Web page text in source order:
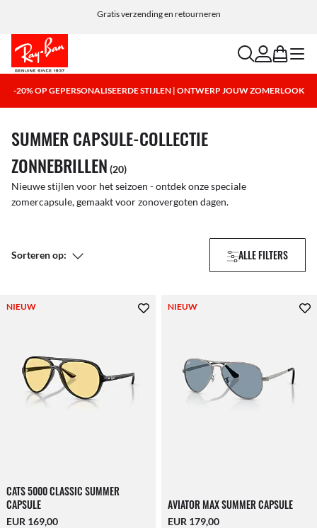
Gratis verzending en retourneren
Kies Klarna en PayPal voor eenvoudige en flexibele betaalopties.
searchaccount
bag menu
-20% OP GEPERSONALISEERDE STIJLEN | ONTWERP JOUW ZOMERLOOK
SUMMER CAPSULE-COLLECTIE
ZONNEBRILLEN (20)
Nieuwe stijlen voor het seizoen - ontdek onze speciale
zomercapsule, gemaakt voor zonovergoten dagen.
ALLE FILTERS
Sorteren op:
NIEUW
CATS 5000 CLASSIC SUMMER
CAPSULE
EUR 169,00
NIEUW
AVIATOR MAX SUMMER CAPSULE
EUR 179,00